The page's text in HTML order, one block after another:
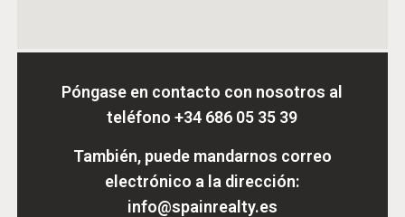
Póngase en contacto con nosotros al
teléfono+34 686 05 35 39
También, puede mandarnos correo
electrónico a la dirección:
info@spainrealty.es